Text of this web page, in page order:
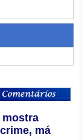
mostra
má